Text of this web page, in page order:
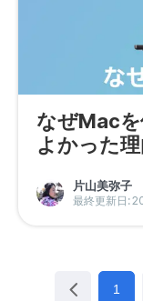
なぜMac
よかった
片山美弥子
最終更新日:
1